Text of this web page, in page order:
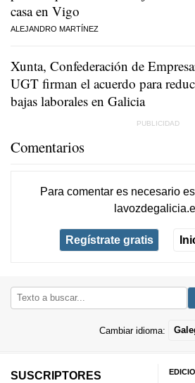
casa en Vigo
ALEJANDRO MARTÍNEZ
Xunta, Confederación de
UGT firman el acuerdo para
bajas laborales en Galicia
Comentarios
Para comentar es necesario
Regístrate gratis
Cambiar idioma:
SUSCRIPTORES